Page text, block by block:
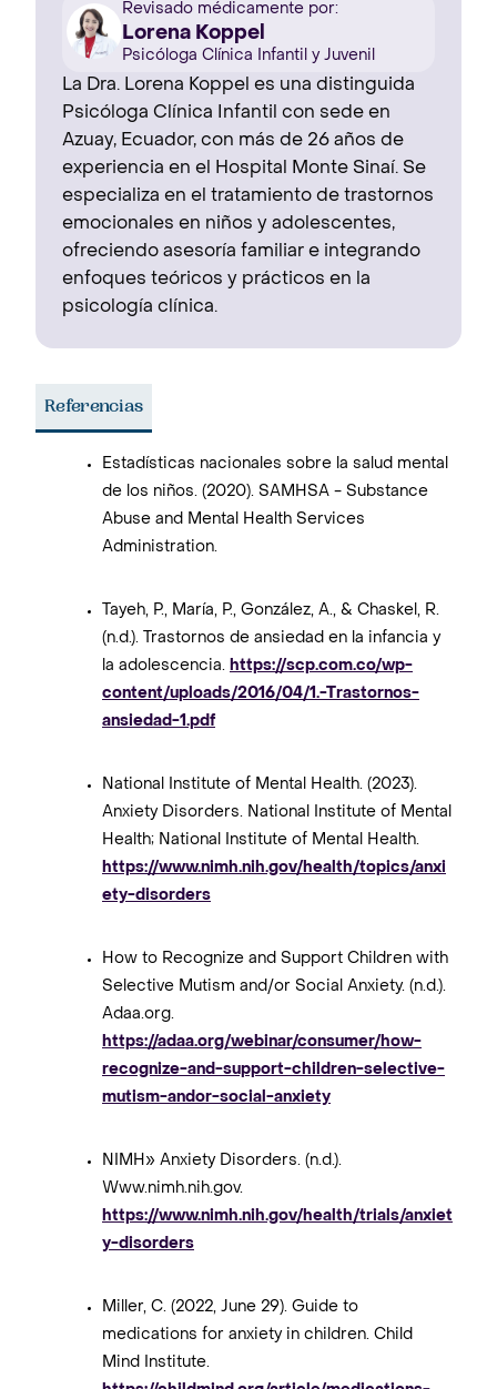
Revisado médicamente por:
Lorena Koppel
Psicóloga Clínica Infantil y Juvenil
La Dra. Lorena Koppel es una distinguida
Psicóloga Clínica Infantil con sede en
Azuay, Ecuador, con más de 26 años de
experiencia en el Hospital Monte Sinaí. Se
especializa en el tratamiento de trastornos
emocionales en niños y adolescentes,
ofreciendo asesoría familiar e integrando
enfoques teóricos y prácticos en la
psicología clínica.
Referencias
Estadísticas nacionales sobre la salud mental
de los niños. (2020). SAMHSA - Substance
Abuse and Mental Health Services
Administration.
Tayeh, P., María, P., González, A., & Chaskel, R.
(n.d.). Trastornos de ansiedad en la infancia y
la adolescencia. https://scp.com.co/wp-
content/uploads/2016/04/1.-Trastornos-
ansiedad-1.pdf
National Institute of Mental Health. (2023).
Anxiety Disorders. National Institute of Mental
Health; National Institute of Mental Health.
https://www.nimh.nih.gov/health/topics/anxi
ety-disorders
How to Recognize and Support Children with
Selective Mutism and/or Social Anxiety. (n.d.).
Adaa.org.
https://adaa.org/webinar/consumer/how-
recognize-and-support-children-selective-
mutism-andor-social-anxiety
NIMH» Anxiety Disorders. (n.d.).
Www.nimh.nih.gov.
https://www.nimh.nih.gov/health/trials/anxiet
y-disorders
Miller, C. (2022, June 29). Guide to
medications for anxiety in children. Child
Mind Institute.